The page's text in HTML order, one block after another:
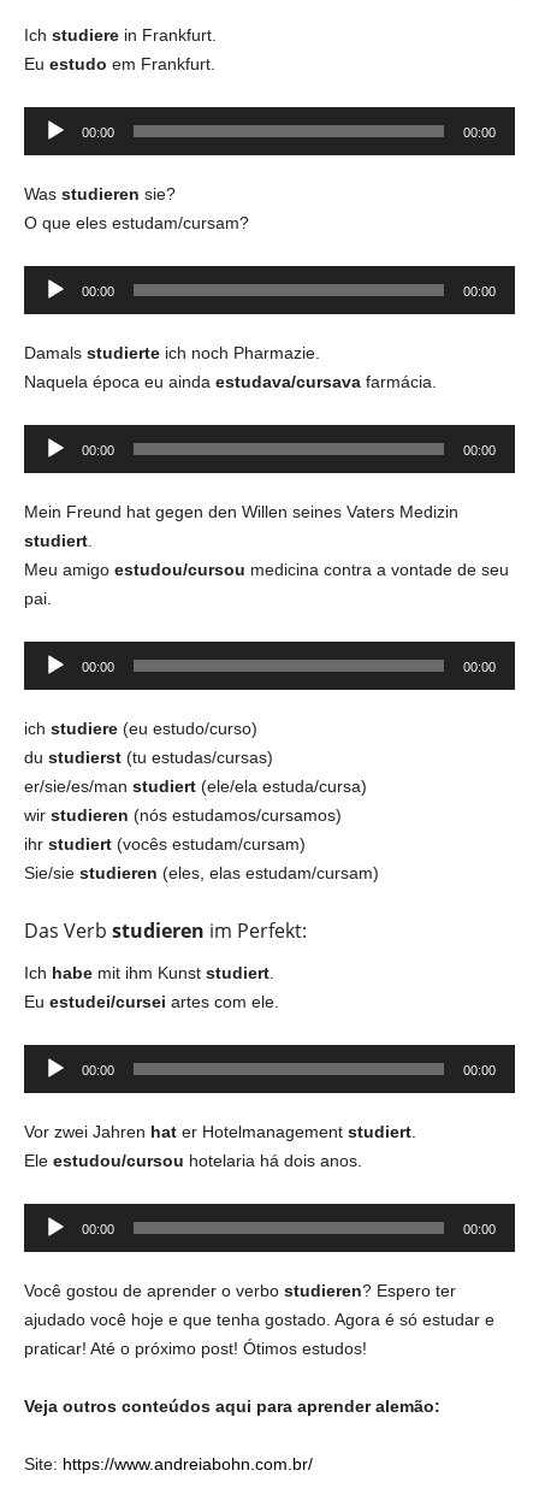
Ich studiere in Frankfurt.
Eu estudo em Frankfurt.
Tocador
00:00 00:00
Was studieren sie?
O que eles estudam/cursam?
Tocador
00:00 00:00
Damals studierte ich noch Pharmazie.
Naquela época eu ainda estudava/cursava farmácia.
Tocador
00:00 00:00
Mein Freund hat gegen den Willen seines Vaters Medizin
studiert
Meu amigo estudou/cursou medicina contra a vontade de seu
pai.
Tocador
00:00 00:00
ich studiere (eu estudo/curso)
du studierst (tu estudas/cursas)
er/sie/es/man studiert (ele/ela estuda/cursa)
wir studieren (nós estudamos/cursamos)
ihr studiert (vocês estudam/cursam)
Sie/sie studieren (eles, elas estudam/cursam)
Das Verb studieren im Perfekt:
Ich habe mit ihm Kunst studiert
Eu estudei/cursei artes com ele.
Tocador
00:00 00:00
Vor zwei Jahren hat er Hotelmanagement studiert
Ele estudou/cursou hotelaria há dois anos.
Tocador
00:00 00:00
Você gostou de aprender o verbo studieren? Espero ter
ajudado você hoje e que tenha gostado. Agora é só estudar e
praticar! Até o próximo post! Ótimos estudos!
Veja outros conteúdos aqui para aprender alemão:
Site: https://www.andreiabohn.com.br/